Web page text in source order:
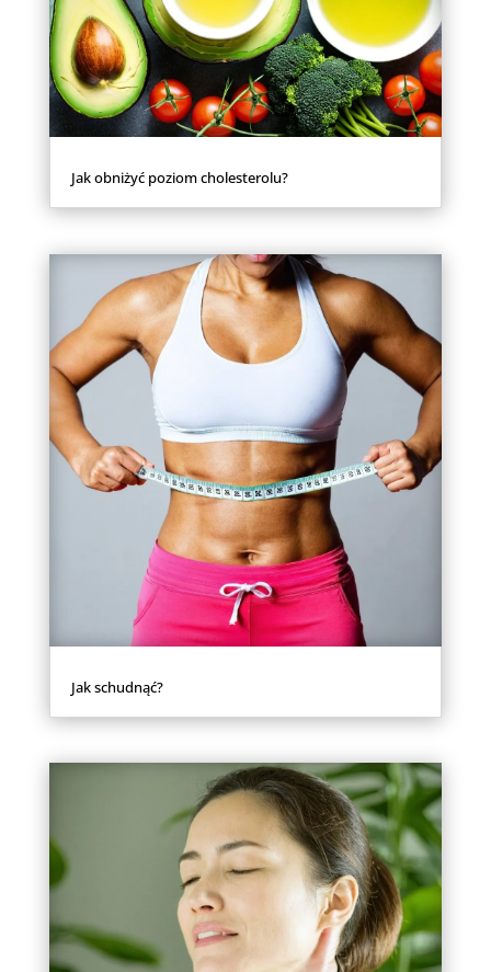
Jak obniżyć poziom cholesterolu?
Jak schudnąć?